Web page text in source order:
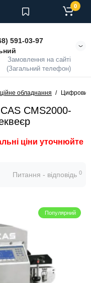
591-03-97
Замовлення на сайті
(Загальний телефон)
0
обладнання Цифровий
CMS2000-
ціни уточнюйте
Питання - відповідь 0
Популярний